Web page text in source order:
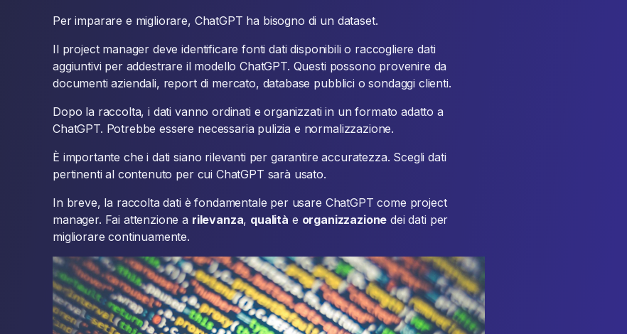
Per imparare e migliorare, ChatGPT ha bisogno di un dataset.
Il project manager deve identificare fonti dati disponibili o raccogliere dati
aggiuntivi per addestrare il modello ChatGPT. Questi possono provenire da
documenti aziendali, report di mercato, database pubblici o sondaggi clienti.
Dopo la raccolta, i dati vanno ordinati e organizzati in un formato adatto a
ChatGPT. Potrebbe essere necessaria pulizia e normalizzazione.
È importante che i dati siano rilevanti per garantire accuratezza. Scegli dati
pertinenti al contenuto per cui ChatGPT sarà usato.
In breve, la raccolta dati è fondamentale per usare ChatGPT come project
manager. Fai attenzione a rilevanza, qualità e organizzazione dei dati per
migliorare continuamente.